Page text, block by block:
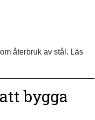
återbruk av stål. Läs
bygga